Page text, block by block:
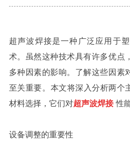
超声波焊接是一种广泛应用于
术。虽然这种技术具有许多优点
多种因素的影响。了解这些因素
至关重要。本文将深入分析两
材料选择，它们对超声波焊接 性
设备调整的重要性